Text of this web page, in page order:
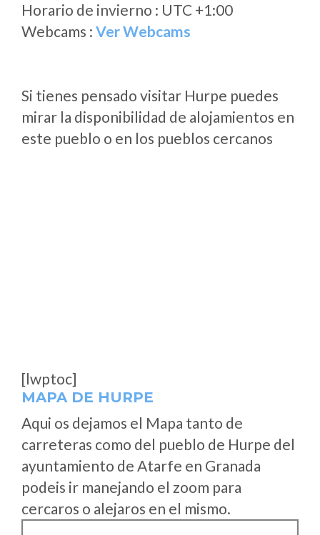
Horario de invierno : UTC +1:00
Webcams : Ver Webcams
Si tienes pensado visitar Hurpe puedes
mirar la disponibilidad de alojamientos en
este pueblo o en los pueblos cercanos
[lwptoc]
MAPA DE HURPE
Aqui os dejamos el Mapa tanto de
carreteras como del pueblo de Hurpe del
ayuntamiento de Atarfe en Granada
podeis ir manejando el zoom para
cercaros o alejaros en el mismo.